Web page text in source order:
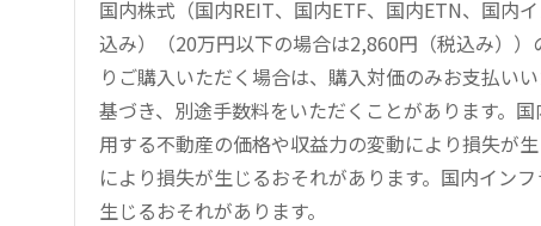
国内株式（国内REIT、国内ETF、国内ETN、国内
込み）（20万円以下の場合は2,860円（税込み）
りご購入いただく場合は、購入対価のみお支払い
基づき、別途手数料をいただくことがあります。
用する不動産の価格や収益力の変動により損失が
により損失が生じるおそれがあります。国内イン
生じるおそれがあります。